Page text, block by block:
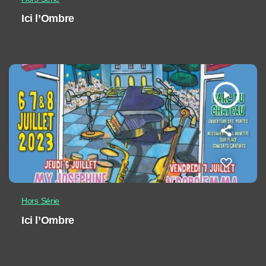
Ici l’Ombre
play_arrow
Hors Série
Ici l’Ombre